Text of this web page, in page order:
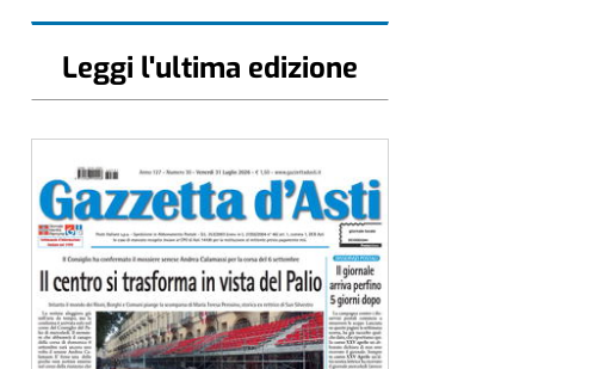
Leggi l'ultima edizione